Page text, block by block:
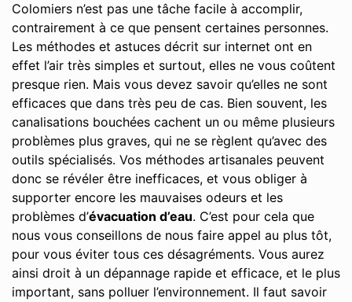
Colomiers n’est pas une tâche facile à accomplir,
contrairement à ce que pensent certaines personnes.
Les méthodes et astuces décrit sur internet ont en
effet l’air très simples et surtout, elles ne vous coûtent
presque rien. Mais vous devez savoir qu’elles ne sont
efficaces que dans très peu de cas. Bien souvent, les
canalisations bouchées cachent un ou même plusieurs
problèmes plus graves, qui ne se règlent qu’avec des
outils spécialisés. Vos méthodes artisanales peuvent
donc se révéler être inefficaces, et vous obliger à
supporter encore les mauvaises odeurs et les
problèmes d’évacuation d’eau. C’est pour cela que
nous vous conseillons de nous faire appel au plus tôt,
pour vous éviter tous ces désagréments. Vous aurez
ainsi droit à un dépannage rapide et efficace, et le plus
important, sans polluer l’environnement. Il faut savoir